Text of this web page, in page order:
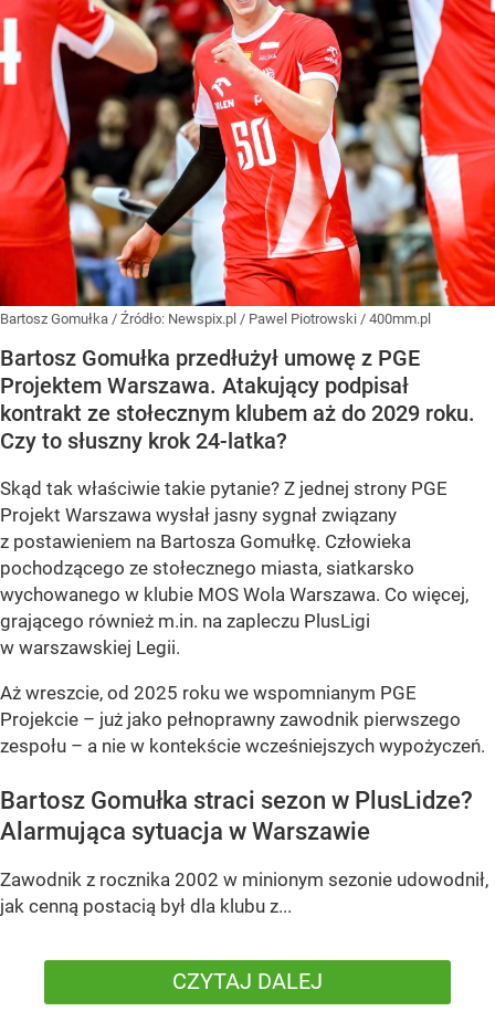
Bartosz Gomułka / Źródło: Newspix.pl / Pawel Piotrowski / 400mm.pl
Bartosz Gomułka przedłużył umowę z PGE
Projektem Warszawa. Atakujący podpisał
kontrakt ze stołecznym klubem aż do 2029 roku.
Czy to słuszny krok 24-latka?
Skąd tak właściwie takie pytanie? Z jednej strony PGE
Projekt Warszawa wysłał jasny sygnał związany
z postawieniem na Bartosza Gomułkę. Człowieka
pochodzącego ze stołecznego miasta, siatkarsko
wychowanego w klubie MOS Wola Warszawa. Co więcej,
grającego również m.in. na zapleczu PlusLigi
w warszawskiej Legii.
Aż wreszcie, od 2025 roku we wspomnianym PGE
Projekcie – już jako pełnoprawny zawodnik pierwszego
zespołu – a nie w kontekście wcześniejszych wypożyczeń.
Bartosz Gomułka straci sezon w PlusLidze?
Alarmująca sytuacja w Warszawie
Zawodnik z rocznika 2002 w minionym sezonie udowodnił,
jak cenną postacią był dla klubu z...
CZYTAJ DALEJ